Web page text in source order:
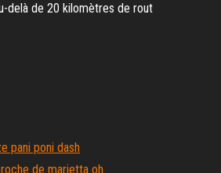
delà de 20 kilomètres de rout
pani poni dash
de marietta oh